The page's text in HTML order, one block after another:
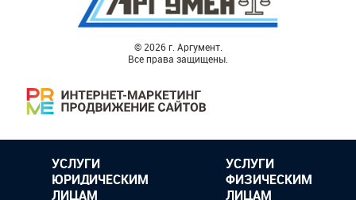
© 2026 г. Аргумент.
Все права защищены.
УСЛУГИ
ЮРИДИЧЕСКИМ
ЛИЦАМ
УСЛУГИ
ФИЗИЧЕСКИМ
ЛИЦАМ